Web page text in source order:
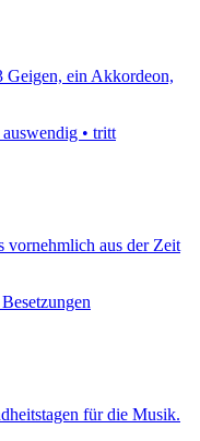
Geigen, ein Akkordeon,
• tritt
vornehmlich aus der Zeit
für die Musik.